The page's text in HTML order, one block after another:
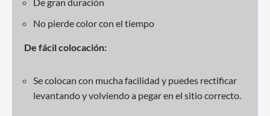
No pierde color con el tiempo
De fácil colocación:
Se colocan con mucha facilidad y puedes rectificar
levantando y volviendo a pegar en el sitio correcto.